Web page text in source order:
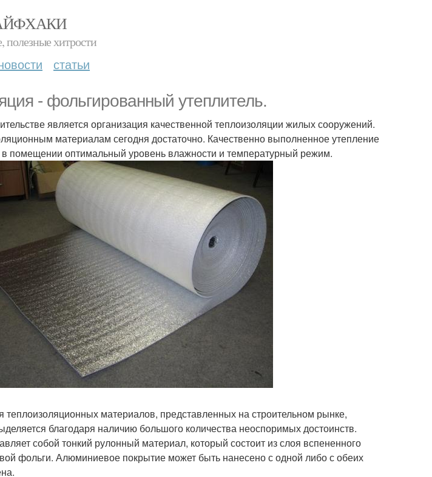
полезные хитрости
статьи
- фольгированный утеплитель.
является организация качественной теплоизоляции жилых сооружений.
материалам сегодня достаточно. Качественно выполненное утепление
помещении оптимальный уровень влажности и температурный режим.
теплоизоляционных материалов, представленных на строительном рынке,
благодаря наличию большого количества неоспоримых достоинств.
собой тонкий рулонный материал, который состоит из слоя вспененного
фольги. Алюминиевое покрытие может быть нанесено с одной либо с обеих